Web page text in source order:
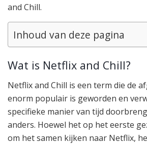
and Chill.
Inhoud van deze pagina
Wat is Netflix and Chill?
Netflix and Chill is een term die de
enorm populair is geworden en
specifieke manier van tijd
anders. Hoewel het op het eerste
om het samen kijken naar Netflix,